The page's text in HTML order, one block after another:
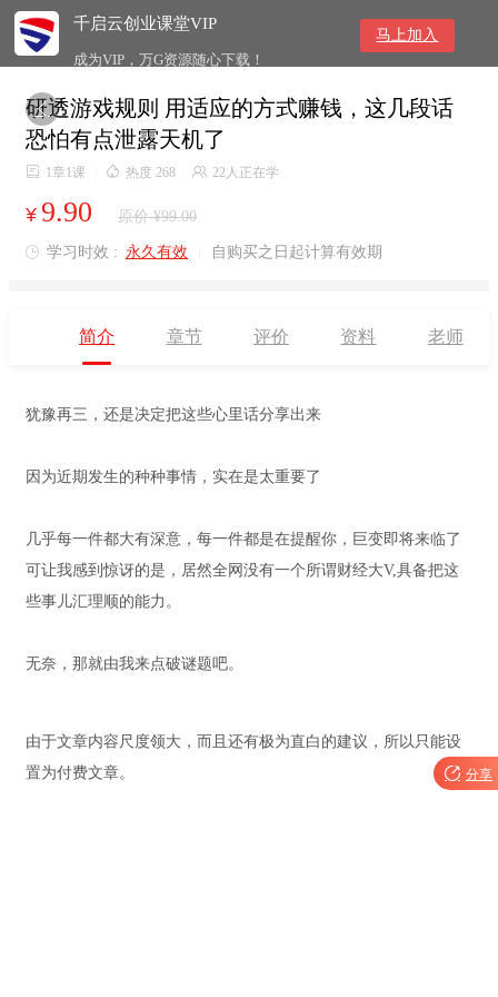
千启云创业课堂VIP
成为VIP，万G资源随心下载！
马上加入

研透游戏规则 用适应的方式赚钱，这几段话
恐怕有点泄露天机了
 1章1课  热度 268  22人正在学
¥ 9.90 原价 ¥99.00
 学习时效 : 永久有效 自购买之日起计算有效期
简介 章节 评价 资料 老师
犹豫再三，还是决定把这些心里话分享出来
因为近期发生的种种事情，实在是太重要了
几乎每一件都大有深意，每一件都是在提醒你，巨变即将来临了
可让我感到惊讶的是，居然全网没有一个所谓财经大V,具备把这
些事儿汇理顺的能力。
无奈，那就由我来点破谜题吧。
由于文章内容尺度领大，而且还有极为直白的建议，所以只能设
置为付费文章。
 分享